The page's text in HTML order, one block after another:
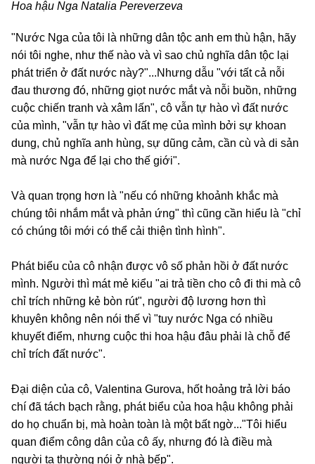
Hoa hậu Nga Natalia Pereverzeva
"Nước Nga của tôi là những dân tộc anh em thù hận, hãy
nói tôi nghe, như thế nào và vì sao chủ nghĩa dân tộc lại
phát triển ở đất nước này?"...Nhưng dẫu "với tất cả nỗi
đau thương đó, những giọt nước mắt và nỗi buồn, những
cuộc chiến tranh và xâm lấn", cô vẫn tự hào vì đất nước
của mình, "vẫn tự hào vì đất mẹ của mình bởi sự khoan
dung, chủ nghĩa anh hùng, sự dũng cảm, cần cù và di sản
mà nước Nga để lại cho thế giới".
Và quan trọng hơn là "nếu có những khoảnh khắc mà
chúng tôi nhắm mắt và phản ứng" thì cũng cần hiểu là "chỉ
có chúng tôi mới có thể cải thiện tình hình".
Phát biểu của cô nhận được vô số phản hồi ở đất nước
mình. Người thì mát mẻ kiểu "ai trả tiền cho cô đi thi mà cô
chỉ trích những kẻ bòn rút", người độ lương hơn thì
khuyên không nên nói thế vì "tuy nước Nga có nhiều
khuyết điểm, nhưng cuộc thi hoa hậu đâu phải là chỗ để
chỉ trích đất nước".
Đại diện của cô, Valentina Gurova, hốt hoảng trả lời báo
chí đã tách bạch rằng, phát biểu của hoa hậu không phải
do họ chuẩn bị, mà hoàn toàn là một bất ngờ..."Tôi hiểu
quan điểm công dân của cô ấy, nhưng đó là điều mà
người ta thường nói ở nhà bếp".